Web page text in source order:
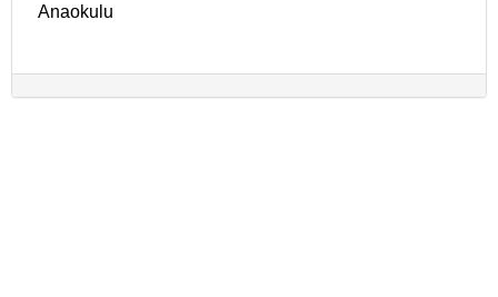
Anaokulu